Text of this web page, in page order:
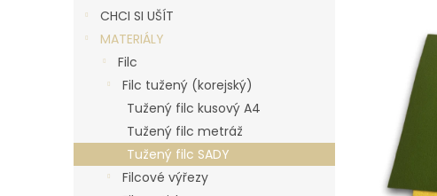
n
e
CHCI SI UŠÍT
MATERIÁLY
Filc
Filc tužený (korejský)
Tužený filc kusový A4
Tužený filc metráž
Tužený filc SADY
Filcové výřezy
hvězdiček.